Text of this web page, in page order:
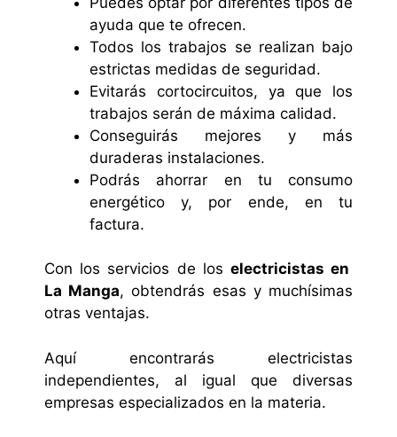
ayuda que te ofrecen.
Todos los trabajos se realizan bajo
estrictas medidas de seguridad.
Evitarás cortocircuitos, ya que los
trabajos serán de máxima calidad.
Conseguirás mejores y más
duraderas instalaciones.
Podrás ahorrar en tu consumo
energético y, por ende, en tu
factura.
Con los servicios de los electricistas en
La Manga, obtendrás esas y muchísimas
otras ventajas.
Aquí encontrarás electricistas
independientes, al igual que diversas
empresas especializados en la materia.